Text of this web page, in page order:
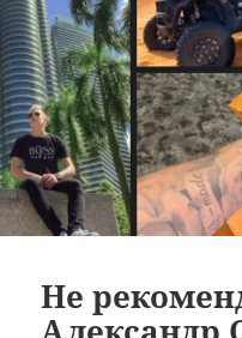
Не